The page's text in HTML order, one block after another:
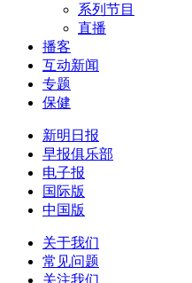
系列节目
直播
播客
互动新闻
专题
保健
新明日报
早报俱乐部
电子报
国际版
中国版
关于我们
常见问题